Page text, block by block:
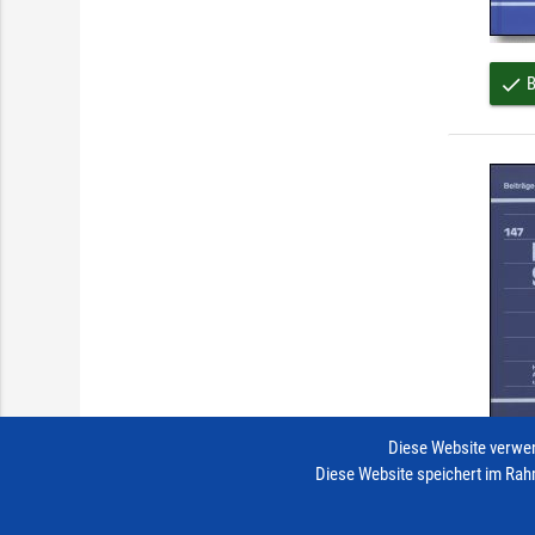
done
done
Diese Website
Diese Website speichert im